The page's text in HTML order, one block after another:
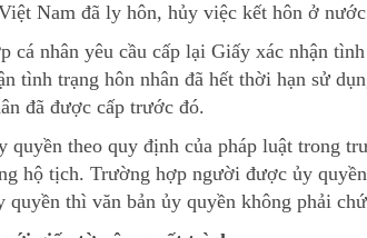
Nam đã ly hôn, hủy việc kết hôn ở
cá nhân yêu cầu cấp lại Giấy xác nhận
tình trạng hôn nhân đã hết thời hạn sử
đã được cấp trước đó.
quyền theo quy định của pháp luật trong
hộ tịch. Trường hợp người được ủy
quyền thì văn bản ủy quyền không phải